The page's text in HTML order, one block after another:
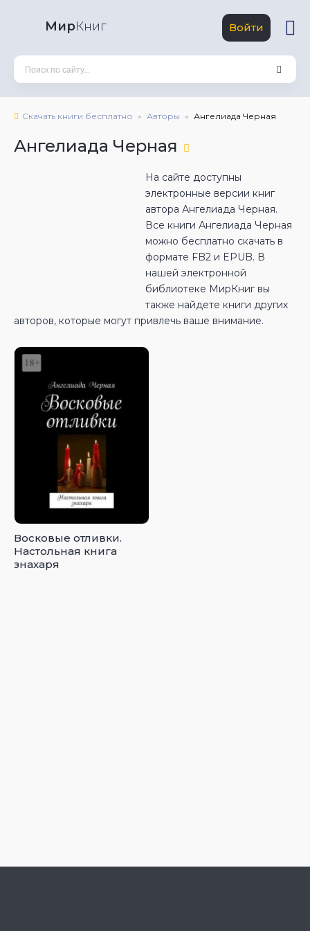
МирКниг Войти
Скачать книги бесплатно Авторы Ангелиада Черная
Ангелиада Черная
На сайте доступны
электронные версии книг
автора Ангелиада Черная.
Все книги Ангелиада Черная
можно бесплатно скачать в
формате FB2 и EPUB. В
нашей электронной
библиотеке МирКниг вы
также найдете книги других
авторов, которые могут привлечь ваше внимание.
Восковые отливки.
Настольная книга
знахаря